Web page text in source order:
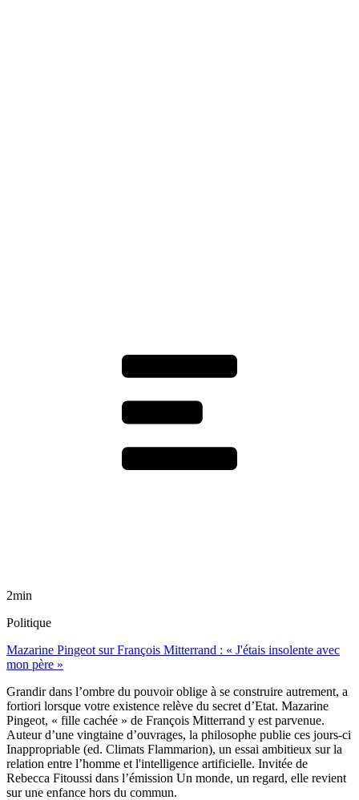
2min
Politique
Mazarine Pingeot sur François Mitterrand : « J'étais insolente avec
mon père »
Grandir dans l’ombre du pouvoir oblige à se construire autrement, a
fortiori lorsque votre existence relève du secret d’Etat. Mazarine
Pingeot, « fille cachée » de François Mitterrand y est parvenue.
Auteur d’une vingtaine d’ouvrages, la philosophe publie ces jours-ci
Inappropriable (ed. Climats Flammarion), un essai ambitieux sur la
relation entre l’homme et l'intelligence artificielle. Invitée de
Rebecca Fitoussi dans l’émission Un monde, un regard, elle revient
sur une enfance hors du commun.